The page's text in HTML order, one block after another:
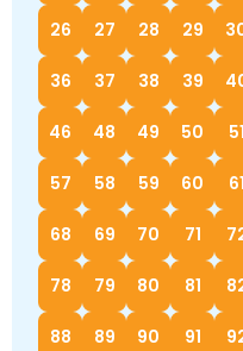
26 27 28 29
36 37 38 39
46 48 49 50 51
57 58 59 60 61
68 69 70 71
78 79 80 81
88 89 90 91